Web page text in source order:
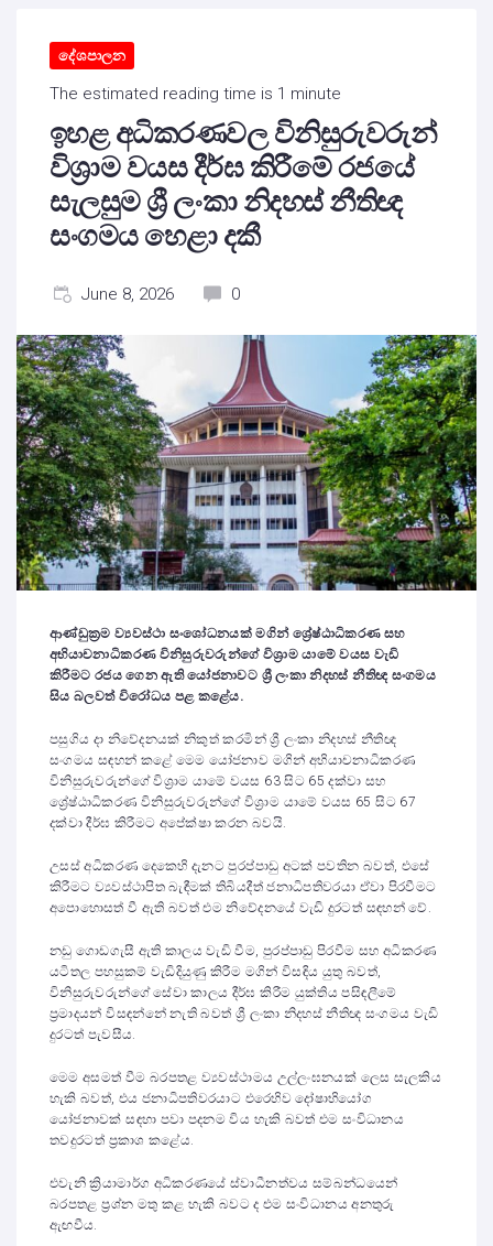
දේශපාලන
The estimated reading time is 1 minute
ඉහළ අධිකරණවල විනිසුරුවරුන්
විශ්‍රාම වයස දීර්ඝ කිරීමේ රජයේ
සැලසුම ශ්‍රී ලංකා නිදහස් නීතිඥ
සංගමය හෙළා දකී
June 8, 2026 0
ආණ්ඩුක්‍රම ව්‍යවස්ථා සංශෝධනයක් මගින් ශ්‍රේෂ්ඨාධිකරණ සහ
අභියාචනාධිකරණ විනිසුරුවරුන්ගේ විශ්‍රාම යාමේ වයස වැඩි
කිරීමට රජය ගෙන ඇති යෝජනාවට ශ්‍රී ලංකා නිදහස් නීතිඥ සංගමය
සිය බලවත් විරෝධය පළ කළේය.
පසුගිය දා නිවේදනයක් නිකුත් කරමින් ශ්‍රී ලංකා නිදහස් නීතිඥ
සංගමය සඳහන් කළේ මෙම යෝජනාව මගින් අභියාචනාධිකරණ
විනිසුරුවරුන්ගේ විශ්‍රාම යාමේ වයස 63 සිට 65 දක්වා සහ
ශ්‍රේෂ්ඨාධිකරණ විනිසුරුවරුන්ගේ විශ්‍රාම යාමේ වයස 65 සිට 67
දක්වා දීර්ඝ කිරීමට අපේක්ෂා කරන බවයි.
උසස් අධිකරණ දෙකෙහි දැනට පුරප්පාඩු අටක් පවතින බවත්, එසේ
කිරීමට ව්‍යවස්ථාපිත බැඳීමක් තිබියදීත් ජනාධිපතිවරයා ඒවා පිරවීමට
අපොහොසත් වී ඇති බවත් එම නිවේදනයේ වැඩි දුරටත් සඳහන් වේ.
නඩු ගොඩගැසී ඇති කාලය වැඩි වීම, පුරප්පාඩු පිරවීම සහ අධිකරණ
යටිතල පහසුකම් වැඩිදියුණු කිරීම මගින් විසඳිය යුතු බවත්,
විනිසුරුවරුන්ගේ සේවා කාලය දීර්ඝ කිරීම යුක්තිය පසිඳලීමේ
ප්‍රමාදයන් විසඳන්නේ නැති බවත් ශ්‍රී ලංකා නිදහස් නීතිඥ සංගමය වැඩි
දුරටත් පැවසීය.
මෙම අසමත් වීම බරපතළ ව්‍යවස්ථාමය උල්ලංඝනයක් ලෙස සැලකිය
හැකි බවත්, එය ජනාධිපතිවරයාට එරෙහිව දෝෂාභියෝග
යෝජනාවක් සඳහා පවා පදනම විය හැකි බවත් එම සංවිධානය
තවදුරටත් ප්‍රකාශ කළේය.
එවැනි ක්‍රියාමාර්ග අධිකරණයේ ස්වාධීනත්වය සම්බන්ධයෙන්
බරපතළ ප්‍රශ්න මතු කළ හැකි බවට ද එම සංවිධානය අනතුරු
ඇඟවීය.